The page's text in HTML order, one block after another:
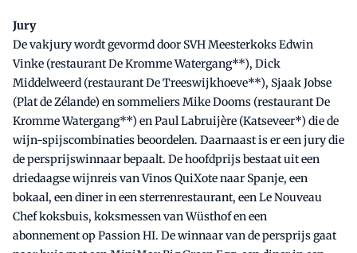
Jury
De vakjury wordt gevormd door SVH Meesterkoks Edwin
Vinke (restaurant De Kromme Watergang**), Dick
Middelweerd (restaurant De Treeswijkhoeve**), Sjaak Jobse
(Plat de Zélande) en sommeliers Mike Dooms (restaurant De
Kromme Watergang**) en Paul Labruijère (Katseveer*) die de
wijn-spijscombinaties beoordelen. Daarnaast is er een jury die
de persprijswinnaar bepaalt. De hoofdprijs bestaat uit een
driedaagse wijnreis van Vinos QuiXote naar Spanje, een
bokaal, een diner in een sterrenrestaurant, een Le Nouveau
Chef koksbuis, koksmessen van Wüsthof en een
abonnement op Passion HI. De winnaar van de persprijs gaat